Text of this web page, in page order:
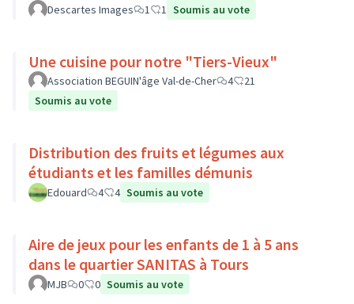
Descartes Images 1 1 Soumis au vote
Une cuisine pour notre "Tiers-Vieux"
Association BEGUIN'âge Val-de-Cher 4
21
Soumis au vote
Distribution des fruits et légumes aux
étudiants et les familles démunis
Edouard 4 4 Soumis au vote
Aire de jeux pour les enfants de 1 à 5 ans
dans le quartier SANITAS à Tours
MJB 0 0 Soumis au vote